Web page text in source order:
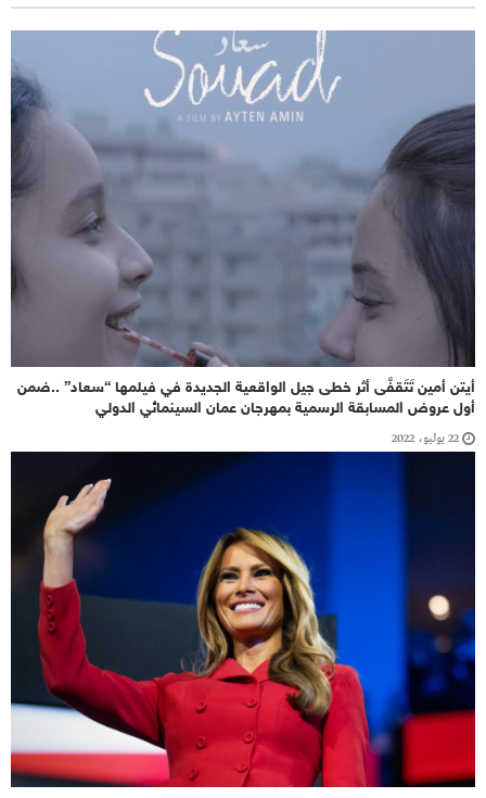
أيتن أمين تَتَقفَّى أثر خطى جيل الواقعية الجديدة في فيلمها “سعاد” ..ضمن
أول عروض المسابقة الرسمية بمهرجان عمان السينمائي الدولي
22 يوليو، 2022